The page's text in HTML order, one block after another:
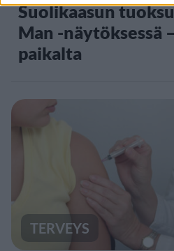
Suolikaasun
Man -näytöksessä
paikalta
TERVEYS